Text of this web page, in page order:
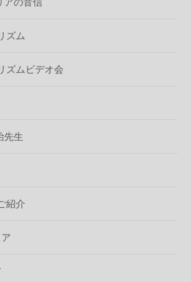
ズム
ズムビデオ会
先生
紹介